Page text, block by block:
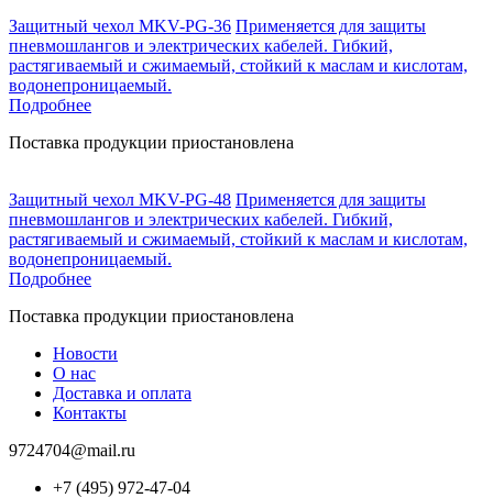
Защитный чехол MKV-PG-36 Применяется для защиты
пневмошлангов и электрических кабелей. Гибкий,
растягиваемый и сжимаемый, стойкий к маслам и кислотам,
водонепроницаемый.
Подробнее
Поставка продукции приостановлена
Защитный чехол MKV-PG-48 Применяется для защиты
пневмошлангов и электрических кабелей. Гибкий,
растягиваемый и сжимаемый, стойкий к маслам и кислотам,
водонепроницаемый.
Подробнее
Поставка продукции приостановлена
Новости
О нас
Доставка и оплата
Контакты
9724704@mail.ru
+7 (495) 972-47-04